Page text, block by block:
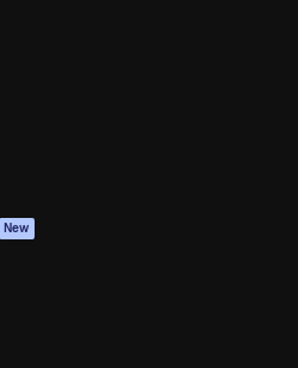
New